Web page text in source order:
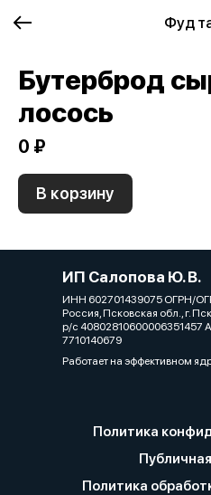
Фуд
Бутерброд
лосось
0 ₽
В корзину
ИП Салопова Ю. В.
ИНН 602701439075 ОГРН/
Россия, Псковская обл., г.
р/с 40802810600006351457
7710140679
Работает на эффективном
Политика
Политика